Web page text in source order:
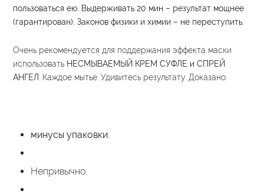
пользоваться ею. Выдерживать 20 мин – результат мощнее
(гарантирован). Законов физики и химии – не переступить.
Очень рекомендуется для поддержания эффекта маски
использовать НЕСМЫВАЕМЫЙ КРЕМ СУФЛЕ и СПРЕЙ
АНГЕЛ
. Каждое мытье. Удивитесь результату. Доказано.
минусы упаковки.
Непривычно.